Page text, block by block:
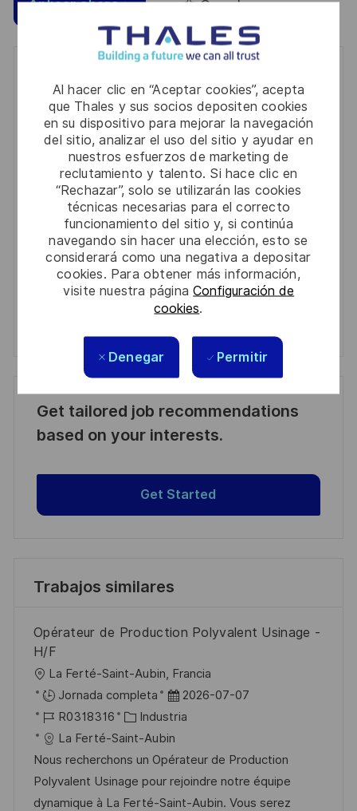
Al hacer clic en “Aceptar cookies”, acepta
que Thales y sus socios depositen cookies
en su dispositivo para mejorar la navegación
del sitio, analizar el uso del sitio y ayudar en
nuestros esfuerzos de marketing de
reclutamiento y talento. Si hace clic en
“Rechazar”, solo se utilizarán las cookies
técnicas necesarias para el correcto
funcionamiento del sitio y, si continúa
navegando sin hacer una elección, esto se
considerará como una negativa a depositar
cookies. Para obtener más información,
visite nuestra páginaConfiguración de
cookies.
Denegar Permitir
Aplicar ahora Guardar
You'll receive updates once a week
Enter
address
(Required)
Required
Revise y acepte los términos del procesamiento de
su información personal
Manage alerts
Get tailored job recommendations
based on your interests.
Get Started
Trabajos similares
Opérateur de Production Polyvalent Usinage -
H/F
U
b
c
a
c
i
La Ferté-Saint-Aubin, Francia
Jornada completa
F
e
c
h
a
d
2026-07-07
I
D
d
e
e
R0318316
C
a
t
e
g
Industria
La Ferté-Saint-Aubin
Nous recherchons un Opérateur de Production
Polyvalent Usinage pour rejoindre notre équipe
dynamique à La Ferté-Saint-Aubin. Vous serez